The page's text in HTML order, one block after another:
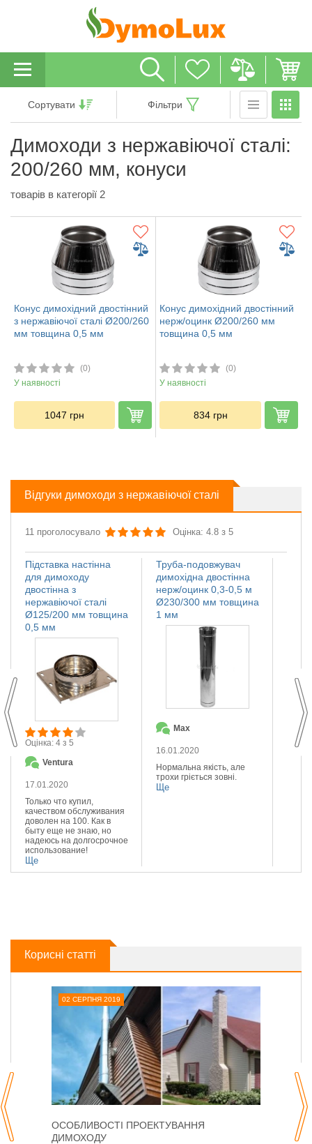
Димоходи з нержавіючої сталі:
200/260 мм, конуси
товарів в категорії 2
Сортувати Фільтри
Конус димохідний двостінний
з нержавіючої сталі Ø200/260
мм товщина 0,5 мм
(0)
У наявності
1047 грн
Конус димохідний двостінний
нерж/оцинк Ø200/260 мм
товщина 0,5 мм
(0)
У наявності
834 грн
Відгуки димоходи з нержавіючої сталі
11 проголосувало Оцінка: 4.8 з 5
Труба-подовжувач
димохідна двостінна
нерж/оцинк 0,3-0,5 м
Ø230/300 мм товщина
1 мм
Max
16.01.2020
Нормальна якість, але
трохи гріється зовні.
Ще
Підставка настінна
для димоходу
двостінна з
нержавіючої сталі
Ø125/200 мм товщина
0,5 мм
Оцінка: 4 з 5
Ventura
17.01.2020
Только что купил,
качеством обслуживания
доволен на 100. Как в
быту еще не знаю, но
надеюсь на долгосрочное
использование!
Ще
Корисні статті
02 СЕРПНЯ 2019
ОСОБЛИВОСТІ ПРОЕКТУВАННЯ
ДИМОХОДУ